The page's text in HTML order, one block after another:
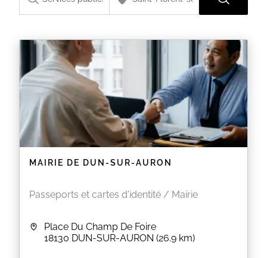
MAIRIE DE DUN-SUR-AURON
Passeports et cartes d'identité / Mairie
Place Du Champ De Foire
18130 DUN-SUR-AURON (26.9 km)